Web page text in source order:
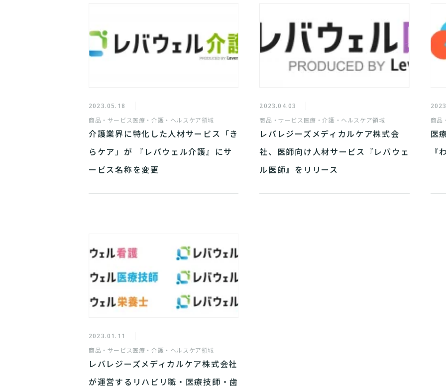
2023.05.18
商品・サービス医療・介護・ヘルスケア領域
介護業界に特化した人材サービス「き
らケア」が 『レバウェル介護』にサ
ービス名称を変更
2023.04.03
商品・サービス 医療・介護・ヘルスケア領域
レバレジーズメディカルケア株式会
社、医師向け人材サービス『レバウェ
ル医師』をリリース
商品
医
『
2023.01.11
商品・サービス医療・介護・ヘルスケア領域
レバレジーズメディカルケア株式会社
が運営するリハビリ職・医療技師・歯